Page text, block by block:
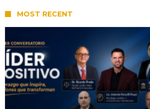
MOST RECENT